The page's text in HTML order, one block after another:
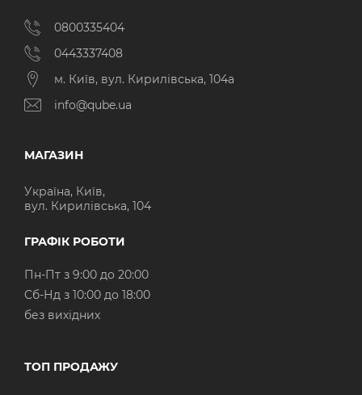
0800335404
0443337408
м. Київ, вул. Кирилівська, 104а
info@qube.ua
МАГАЗИН
Україна, Київ,
вул. Кирилівська, 104
ГРАФІК РОБОТИ
Пн-Пт з 9:00 до 20:00
Cб-Нд з 10:00 до 18:00
без вихідних
ТОП ПРОДАЖУ